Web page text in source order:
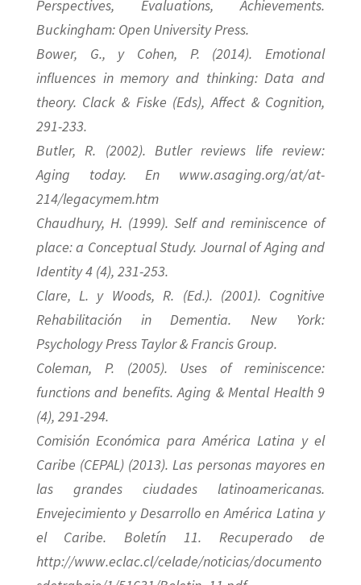
Perspectives, Evaluations, Achievements.
Buckingham: Open University Press.
Bower, G., y Cohen, P. (2014). Emotional
influences in memory and thinking: Data and
theory. Clack & Fiske (Eds), Affect & Cognition,
291-233.
Butler, R. (2002). Butler reviews life review:
Aging today. En www.asaging.org/at/at-
214/legacymem.htm
Chaudhury, H. (1999). Self and reminiscence of
place: a Conceptual Study. Journal of Aging and
Identity 4 (4), 231-253.
Clare, L. y Woods, R. (Ed.). (2001). Cognitive
Rehabilitación in Dementia. New York:
Psychology Press Taylor & Francis Group.
Coleman, P. (2005). Uses of reminiscence:
functions and benefits. Aging & Mental Health 9
(4), 291-294.
Comisión Económica para América Latina y el
Caribe (CEPAL) (2013). Las personas mayores en
las grandes ciudades latinoamericanas.
Envejecimiento y Desarrollo en América Latina y
el Caribe. Boletín 11. Recuperado de
http://www.eclac.cl/celade/noticias/documento